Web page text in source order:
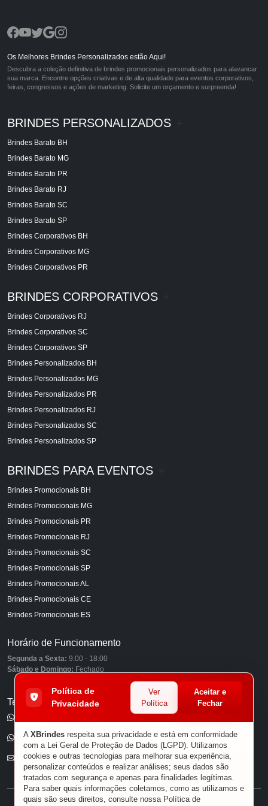
Os Melhores Brindes Personalizados estão Aqui!
Descubra a coleção definitiva de brindes promocionais personalizados para alavancar
sua marca. Encontre opções criativas e de alta qualidade para eventos corporativos,
feiras, congressos e ações de marketing. Solicite um orçamento e surpreenda!
BRINDES PERSONALIZADOS
Brindes Barato BH
Brindes Barato MG
Brindes Barato PR
Brindes Barato RJ
Brindes Barato SC
Brindes Barato SP
Brindes Corporativos BH
Brindes Corporativos MG
Brindes Corporativos PR
BRINDES CORPORATIVOS
Brindes Corporativos RJ
Brindes Corporativos SC
Brindes Corporativos SP
Brindes Personalizados BH
Brindes Personalizados MG
Brindes Personalizados PR
Brindes Personalizados RJ
Brindes Personalizados SC
Brindes Personalizados SP
BRINDES PARA EVENTOS
Brindes Promocionais BH
Brindes Promocionais MG
Brindes Promocionais PR
Brindes Promocionais RJ
Brindes Promocionais SC
Brindes Promocionais SP
Brindes Promocionais AL
Brindes Promocionais CE
Brindes Promocionais ES
Horário de Funcionamento
Segunda a Sexta: 9:00 - 18:00
Sábado e Domingo: Fechado
Telefones
(11) 96585-7462
E-mail
® XBRINDES
Política de
Privacidade
Ver
Política
Aceitar e
Fechar
A XBrindes respeita sua privacidade e está em conformidade
com a Lei Geral de Proteção de Dados (LGPD). Utilizamos
cookies e outras tecnologias para melhorar sua experiência,
personalizar conteúdos e realizar análises; seus dados são
tratados com segurança e apenas para finalidades legítimas.
Para saber quais informações coletamos, como as utilizamos e
quais são seus direitos, consulte nossa Política de